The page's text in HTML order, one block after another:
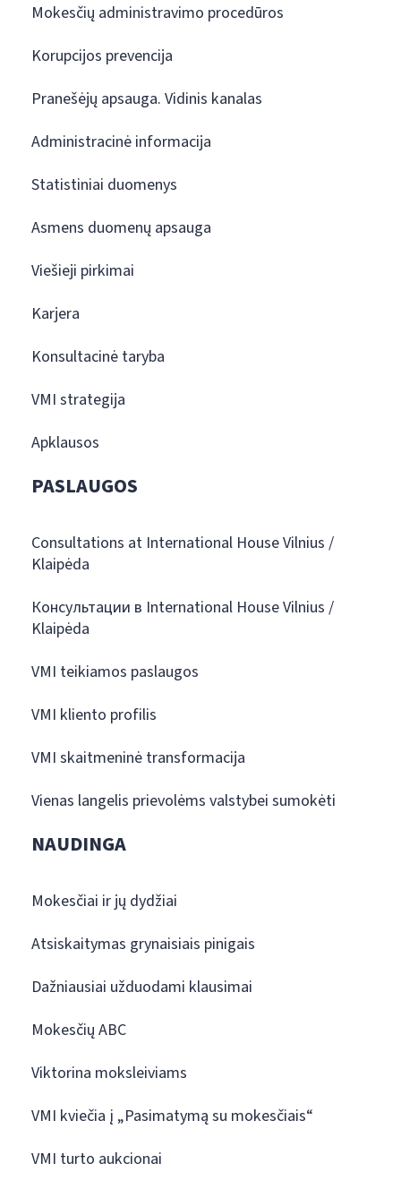
Mokesčių administravimo procedūros
Korupcijos prevencija
Pranešėjų apsauga. Vidinis kanalas
Administracinė informacija
Statistiniai duomenys
Asmens duomenų apsauga
Viešieji pirkimai
Karjera
Konsultacinė taryba
VMI strategija
Apklausos
PASLAUGOS
Consultations at International House Vilnius /
Klaipėda
Консультации в International House Vilnius /
Klaipėda
VMI teikiamos paslaugos
VMI kliento profilis
VMI skaitmeninė transformacija
Vienas langelis prievolėms valstybei sumokėti
NAUDINGA
Mokesčiai ir jų dydžiai
Atsiskaitymas grynaisiais pinigais
Dažniausiai užduodami klausimai
Mokesčių ABC
Viktorina moksleiviams
VMI kviečia į „Pasimatymą su mokesčiais“
VMI turto aukcionai